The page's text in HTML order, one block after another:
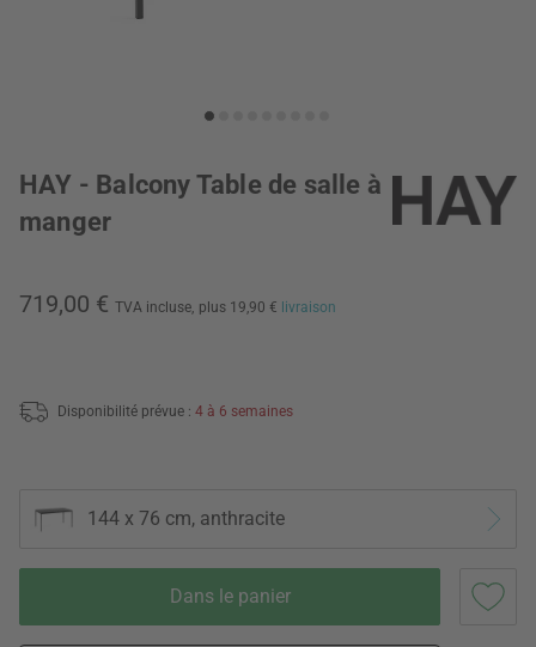
HAY - Balcony Table de salle à
manger
719,00 € TVA incluse, plus 19,90 € livraison
Disponibilité prévue : 4 à 6 semaines
144 x 76 cm, anthracite
Dans le panier